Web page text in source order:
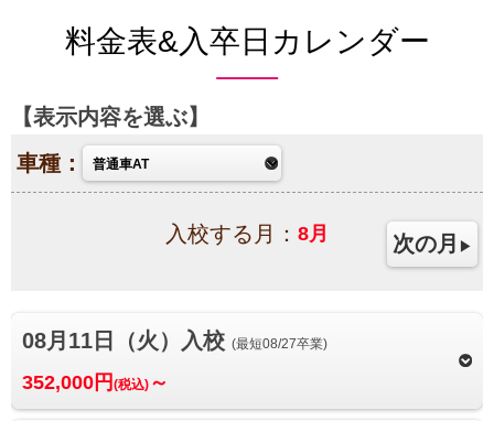
料金表&入卒日カレンダー
表示内容を選ぶ
車種：
入校する月： 8月 次の月
08月11日（火）入校 (最短08/27卒業)
352,000円 (税込) ～